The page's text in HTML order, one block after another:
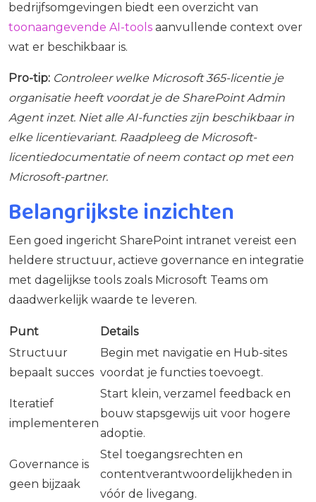
bedrijfsomgevingen biedt een overzicht van
toonaangevende AI-tools aanvullende context over
wat er beschikbaar is.
Pro-tip: Controleer welke Microsoft 365-licentie je
organisatie heeft voordat je de SharePoint Admin
Agent inzet. Niet alle AI-functies zijn beschikbaar in
elke licentievariant. Raadpleeg de Microsoft-
licentiedocumentatie of neem contact op met een
Microsoft-partner.
Belangrijkste inzichten
Een goed ingericht SharePoint intranet vereist een
heldere structuur, actieve governance en integratie
met dagelijkse tools zoals Microsoft Teams om
daadwerkelijk waarde te leveren.
Punt
Details
Structuur
bepaalt succes
Begin met navigatie en Hub-sites
voordat je functies toevoegt.
Iteratief
implementeren
Start klein, verzamel feedback en
bouw stapsgewijs uit voor hogere
adoptie.
Governance is
geen bijzaak
Stel toegangsrechten en
contentverantwoordelijkheden in
vóór de livegang.